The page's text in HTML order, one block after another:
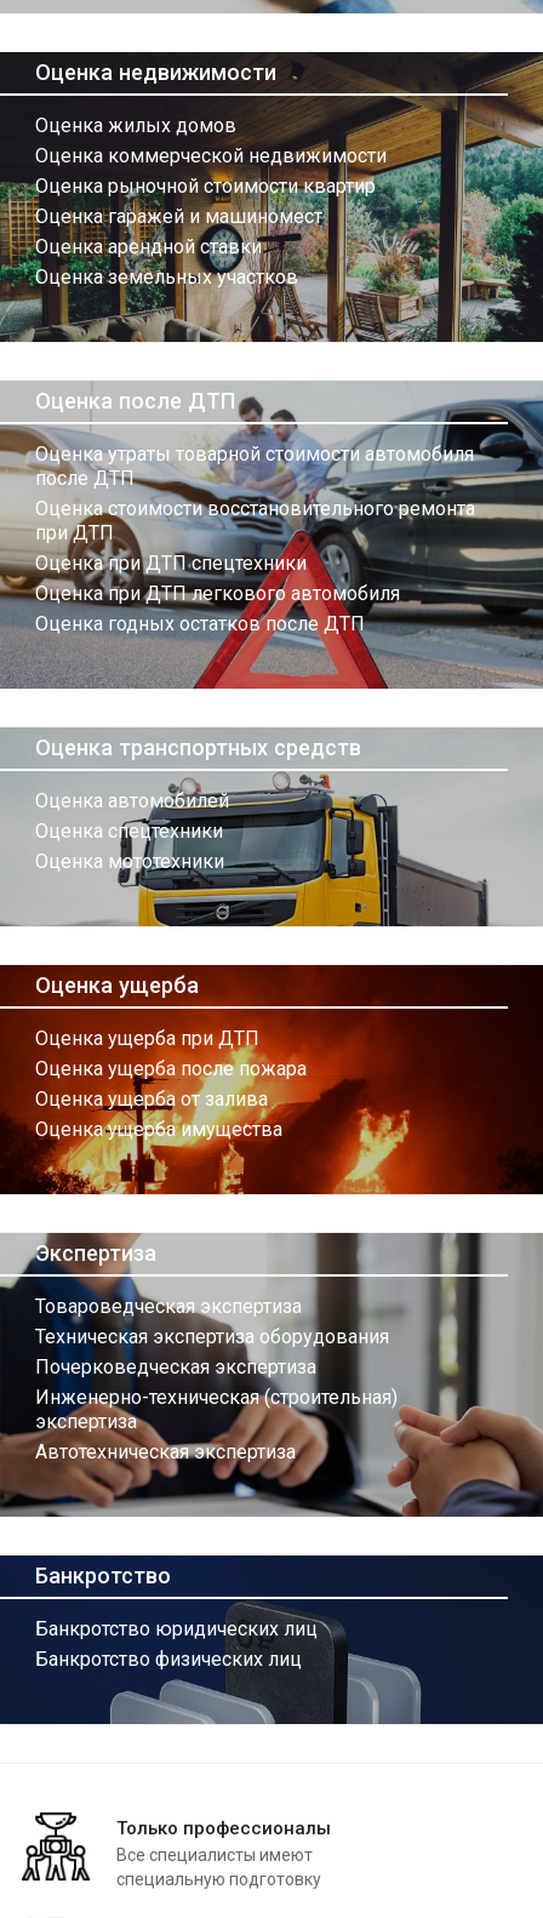
Оценка недвижимости
Оценка жилых домов
Оценка коммерческой недвижимости
Оценка рыночной стоимости квартир
Оценка гаражей и машиномест
Оценка арендной ставки
Оценка земельных участков
Оценка после ДТП
Оценка утраты товарной стоимости автомобиля
после ДТП
Оценка стоимости восстановительного ремонта
при ДТП
Оценка при ДТП спецтехники
Оценка при ДТП легкового автомобиля
Оценка годных остатков после ДТП
Оценка транспортных средств
Оценка автомобилей
Оценка спецтехники
Оценка мототехники
Оценка ущерба
Оценка ущерба при ДТП
Оценка ущерба после пожара
Оценка ущерба от залива
Оценка ущерба имущества
Экспертиза
Товароведческая экспертиза
Техническая экспертиза оборудования
Почерковедческая экспертиза
Инженерно-техническая (строительная)
экспертиза
Автотехническая экспертиза
Банкротство
Банкротство юридических лиц
Банкротство физических лиц
Только профессионалы
Все специалисты имеют
специальную подготовку